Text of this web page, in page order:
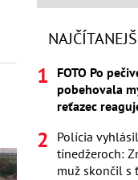
FOTO Po
pobehovala
reťazec
Polícia
tínedžeroch:
muž skončil s